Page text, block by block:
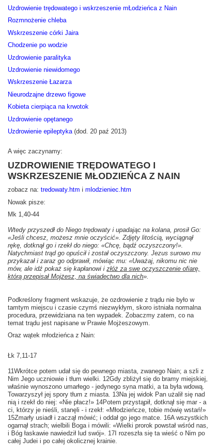
Uzdrowienie trędowatego i wskrzeszenie mŁodzieńca z Nain
Rozmnożenie chleba
Wskrzeszenie córki Jaira
Chodzenie po wodzie
Uzdrowienie paralityka
Uzdrowienie niewidomego
Wskrzeszenie Łazarza
Nieurodzajne drzewo figowe
Kobieta cierpiąca na krwotok
Uzdrowienie opętanego
Uzdrowienie epileptyka(dod. 20 paź 2013)
A więc zaczynamy:
UZDROWIENIE TRĘDOWATEGO I
WSKRZESZENIE MŁODZIEŃCA Z NAIN
zobacz na:tredowaty.htm imlodzieniec.htm
Nowak pisze:
Mk 1,40-44
Wtedy przyszedł do Niego trędowaty i upadając na kolana, prosił Go:
«Jeśli chcesz, możesz mnie oczyścić». Zdjęty litością, wyciągnął
rękę, dotknął go i rzekł do niego: «Chcę, bądź oczyszczony!».
Natychmiast trąd go opuścił i został oczyszczony. Jezus surowo mu
przykazał i zaraz go odprawił, mówiąc mu: «Uważaj, nikomu nic nie
mów, ale idź pokaż się kapłanowi izłóż za swe oczyszczenie ofiarę,
którą przepisał Mojżesz, na świadectwo dla nich».
Podkreślony fragment wskazuje, że ozdrowienie z trądu nie było w
tamtym miejscu i czasie czymś niezwykłym, skoro istniała normalna
procedura, przewidziana na ten wypadek. Zobaczmy zatem, co na
temat trądu jest napisane w Prawie Mojżeszowym.
Oraz wątek młodzieńca z Nain:
Łk 7,11-17
11Wkrótce potem udał się do pewnego miasta, zwanego Nain; a szli z
Nim Jego uczniowie i tłum wielki. 12Gdy zbliżył się do bramy miejskiej,
właśnie wynoszono umarłego - jedynego syna matki, a ta była wdową.
Towarzyszył jej spory tłum z miasta. 13Na jej widok Pan użalił się nad
nią i rzekł do niej: «Nie płacz!» 14Potem przystąpił, dotknął się mar - a
ci, którzy je nieśli, stanęli - i rzekł: «Młodzieńcze, tobie mówię wstań!»
15Zmarły usiadł i zaczął mówić; i oddał go jego matce. 16A wszystkich
ogarnął strach; wielbili Boga i mówili: «Wielki prorok powstał wśród nas,
i Bóg łaskawie nawiedził lud swój». 17I rozeszła się ta wieść o Nim po
całej Judei i po całej okolicznej krainie.